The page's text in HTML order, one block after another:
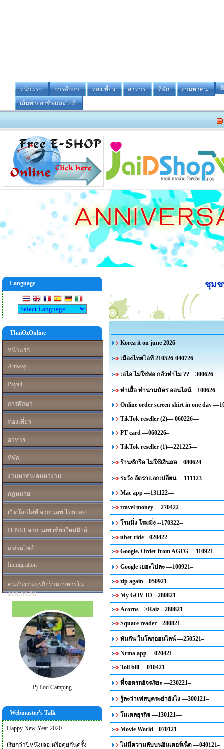
หน้าแรก การศึกษา ท่องเที่ยว อาหาร ที่พัก งานหาคน
เส้นทางอาชีพและไอที
-ขายห
Language
ThaiOzOnline
หน้าแรก
Amway
Payall
การศึกษา
ท่องเที่ยว
อาหาร
ที่พัก
งานหาคน/คนหางาน
กฎหมาย
เปิดโลกไอที จาก นสพ.ไทยออส
IT NET จาก นสพ.เชียงใหม่นิวส์
แฟรนไซส์
Immigration
คนทำงาน/ธุรกิจร้านอาหารใน
ออสเตรเลีย
Pj Pod Camping
Webmaster's Talk
Happy New Year 2020
เรียกว่าปีหนึ่งเจอ หรือคุยกันครั้ง
ชุมช
Korea it on june 2026
เมืองไทยไอที 210526-040726
เอไอ ไม่ใช่พ่อ กลัวทำไม ??—300626–
ทำเสื้อ ทำนามบัตร ออนไลน์—100626—
Online order screen shirt in one day
TikTok reseller (2)— 060226—
PT card —060226–
TikTok reseller (1)—221225—
ร้านซักรีด ไม่ใช้เงินสด—080624—
ระวัง อัตราแลกเปลี่ยน —111123–
Mac app —131122—
travel money ---270422--
โรมมิ่ง โรมมิ่ง --170322--
uber ride --020422--
Google. Order from AGFG —110921–
Google เยอะไปละ —100921–
zip again --050921--
My GOV ID --280821--
Acorns -->Raiz --280821--
Square reader --280821--
ทันกัน ในโลกออนไลน์ —250521–
Nrma app —020421–
Toll bill —010421—
ที่จอดรถอัจฉริยะ —230221–
รู้ละว่าเฟสบุคระยำยังไง —300121–
โมเดลธุรกิจ —130121—
Movie World --070121--
ไม่มีความลับบนอินเตอร์เน็ต —040121–